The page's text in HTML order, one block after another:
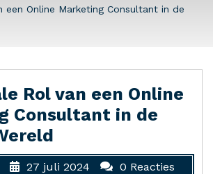
een Online Marketing Consultant in de
Rol van een Online
Consultant in de
27 juli 2024 0 Reacties